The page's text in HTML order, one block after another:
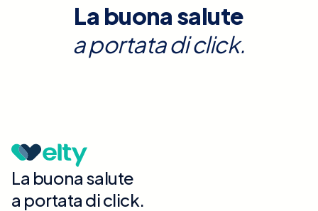
La buona salute
a portata di click.
La buona salute
a portata di click.